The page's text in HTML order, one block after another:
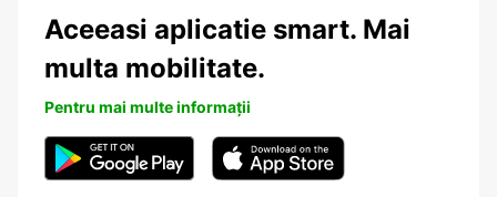
Aceeasi aplicatie smart. Mai
multa mobilitate.
Pentru mai multe informații